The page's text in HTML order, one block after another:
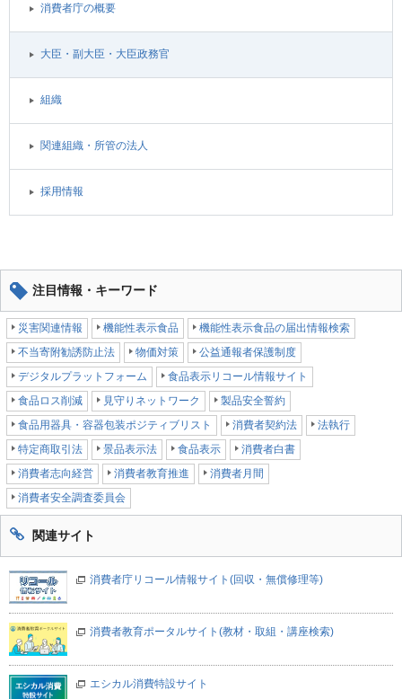
消費者庁の概要
大臣・副大臣・大臣政務官
組織
関連組織・所管の法人
採用情報
注目情報・キーワード
災害関連情報 機能性表示食品
機能性表示食品の届出情報検索
不当寄附勧誘防止法
物価対策
公益通報者保護制度
デジタルプラットフォーム
食品表示リコール情報サイト
食品ロス削減
見守りネットワーク
製品安全誓約
食品用器具・容器包装ポジティブリスト
消費者契約法
法執行
特定商取引法
景品表示法 食品表示
消費者白書
消費者志向経営
消費者教育推進
消費者月間
消費者安全調査委員会
関連サイト
消費者庁リコール情報サイト(回収・無償修理等)
消費者教育ポータルサイト(教材・取組・講座検索)
エシカル消費特設サイト